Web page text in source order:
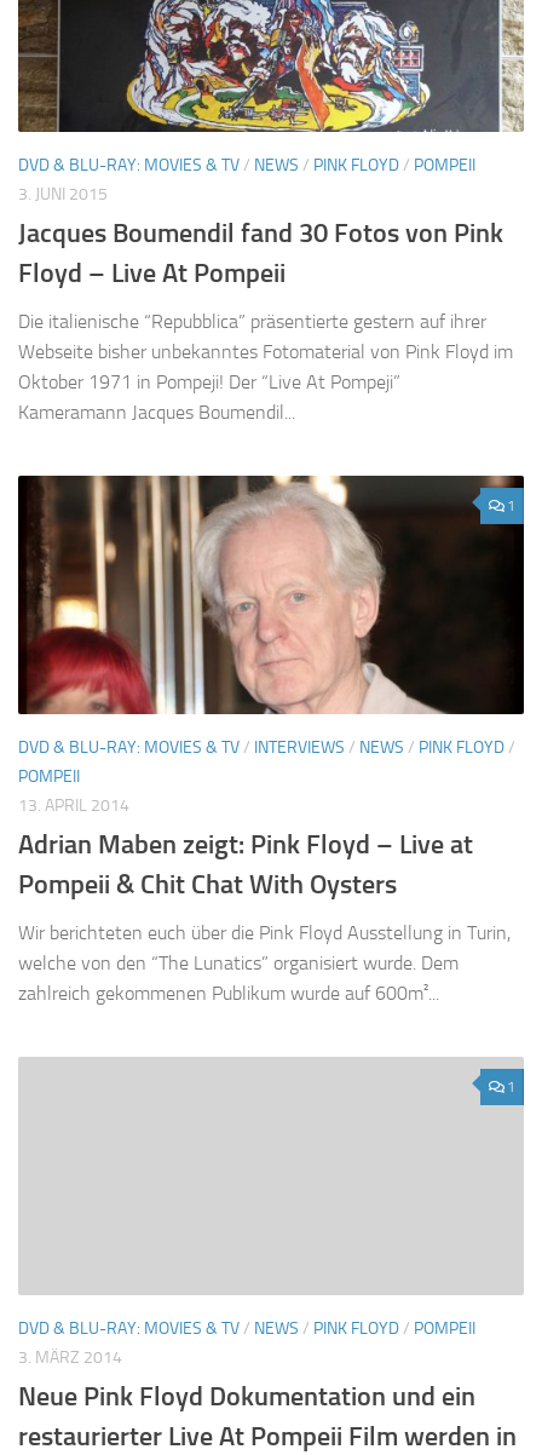
DVD & BLU-RAY: MOVIES & TV/ NEWS / PINK FLOYD/ POMPEII
3. JUNI 2015
Jacques Boumendil fand 30 Fotos von Pink
Floyd – Live At Pompeii
Die italienische “Repubblica” präsentierte gestern auf ihrer
Webseite bisher unbekanntes Fotomaterial von Pink Floyd im
Oktober 1971 in Pompeji! Der “Live At Pompeji”
Kameramann Jacques Boumendil...
1
DVD & BLU-RAY: MOVIES & TV/ INTERVIEWS / NEWS / PINK FLOYD/
POMPEII
13. APRIL 2014
Adrian Maben zeigt: Pink Floyd – Live at
Pompeii & Chit Chat With Oysters
Wir berichteten euch über die Pink Floyd Ausstellung in Turin,
welche von den “The Lunatics” organisiert wurde. Dem
zahlreich gekommenen Publikum wurde auf 600m²...
1
DVD & BLU-RAY: MOVIES & TV/ NEWS / PINK FLOYD/ POMPEII
3. MÄRZ 2014
Neue Pink Floyd Dokumentation und ein
restaurierter Live At Pompeii Film werden in